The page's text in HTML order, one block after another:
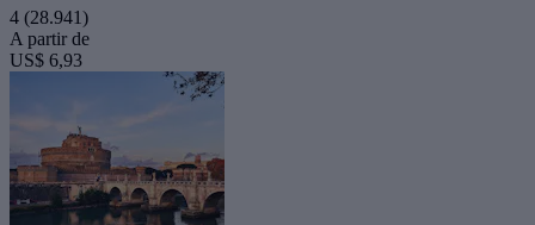
4 (28.941)
A partir de
US$ 6,93